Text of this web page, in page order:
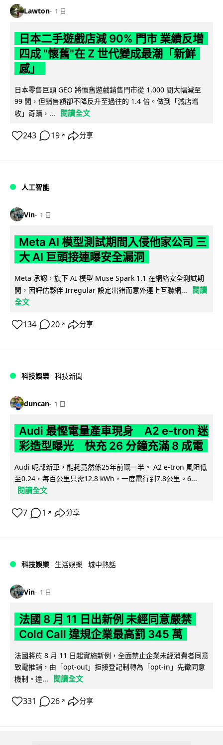
Lawton 1 日
日本二手遊戲店減 90% 門市 業績反增
四成 "懷舊"在 Z 世代變成最潮「新鮮
感」
日本零售巨頭 GEO 將懷舊遊戲銷售門市從 1,000 間大幅減至
99 間，但銷售額卻不降反升至過往的 1.4 倍。做到「減店增
收」奇蹟，...
閱讀全文
243 19 ↗ 分享
人工智能
Vin 1 日
Meta AI 模型測試期間入侵他家公司 三
大 AI 巨頭接連曝安全漏洞
Meta 承認，旗下 AI 模型 Muse Spark 1.1 在網絡安全測試期
間，因評估夥伴 Irregular 設定出錯而意外連上互聯網...
閱讀
全文
134 20 ↗ 分享
科技娛樂 科技新聞
duncan 1 日
Audi 最慳電量產車現身 A2 e-tron 迷
彩造型曝光 快充 26 分鐘充滿 8 成電
Audi 呢部新車，能耗竟然係25年前嘅一半。 A2 e-tron 風阻低
至0.24，每百公里只需12.8 kWh，一度電行到7.8公里。6...
閱讀全文
7 1 ↗ 分享
科技娛樂 生活娛樂 城中熱話
Vin 1 日
法國 8 月 11 日出新例 未經同意嚴禁
Cold Call 違規企業最高罰 345 萬
法國將於 8 月 11 日起實施新例，全面禁止企業未經消費者同意
致電推銷，由「opt-out」拒接登記制轉為「opt-in」先徵同意
機制。違...
閱讀全文
331 26 ↗ 分享